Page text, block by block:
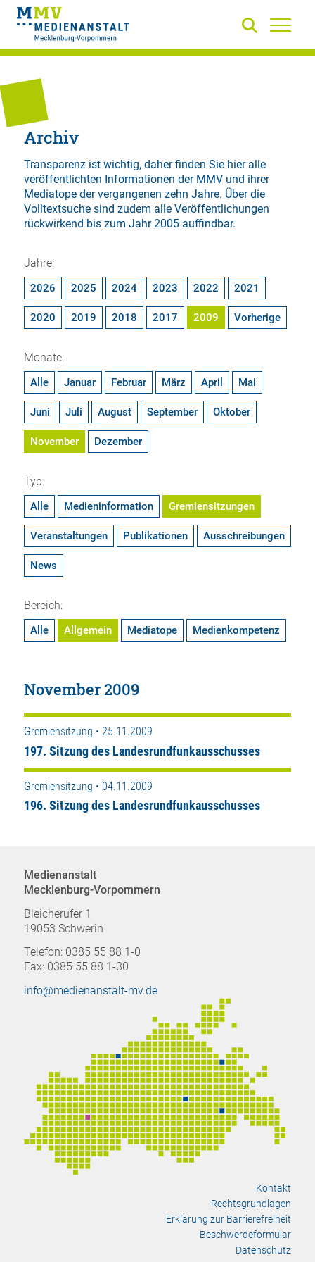
Archiv
Transparenz ist wichtig, daher finden Sie hier alle
veröffentlichten Informationen der MMV und ihrer
Mediatope der vergangenen zehn Jahre. Über die
Volltextsuchesind zudem alle Veröffentlichungen
rückwirkend bis zum Jahr 2005 auffindbar.
Jahre:
2026 2025 2024 2023 2022 2021
2020 2019 2018 2017 2009 Vorherige
Monate:
Alle Januar Februar März April Mai
Juni Juli August September Oktober
November Dezember
Typ:
Alle Medieninformation Gremiensitzungen
Veranstaltungen Publikationen Ausschreibungen
News
Bereich:
Alle Allgemein Mediatope Medienkompetenz
November 2009
Gremiensitzung • 25.11.2009
197. Sitzung des Landesrundfunkausschusses
Gremiensitzung • 04.11.2009
196. Sitzung des Landesrundfunkausschusses
Medienanstalt
Mecklenburg-Vorpommern
Bleicherufer 1
19053 Schwerin
Telefon: 0385 55 88 1-0
Fax: 0385 55 88 1-30
info@medienanstalt-mv.de
Kontakt
Rechtsgrundlagen
Erklärung zur Barrierefreiheit
Beschwerdeformular
Datenschutz